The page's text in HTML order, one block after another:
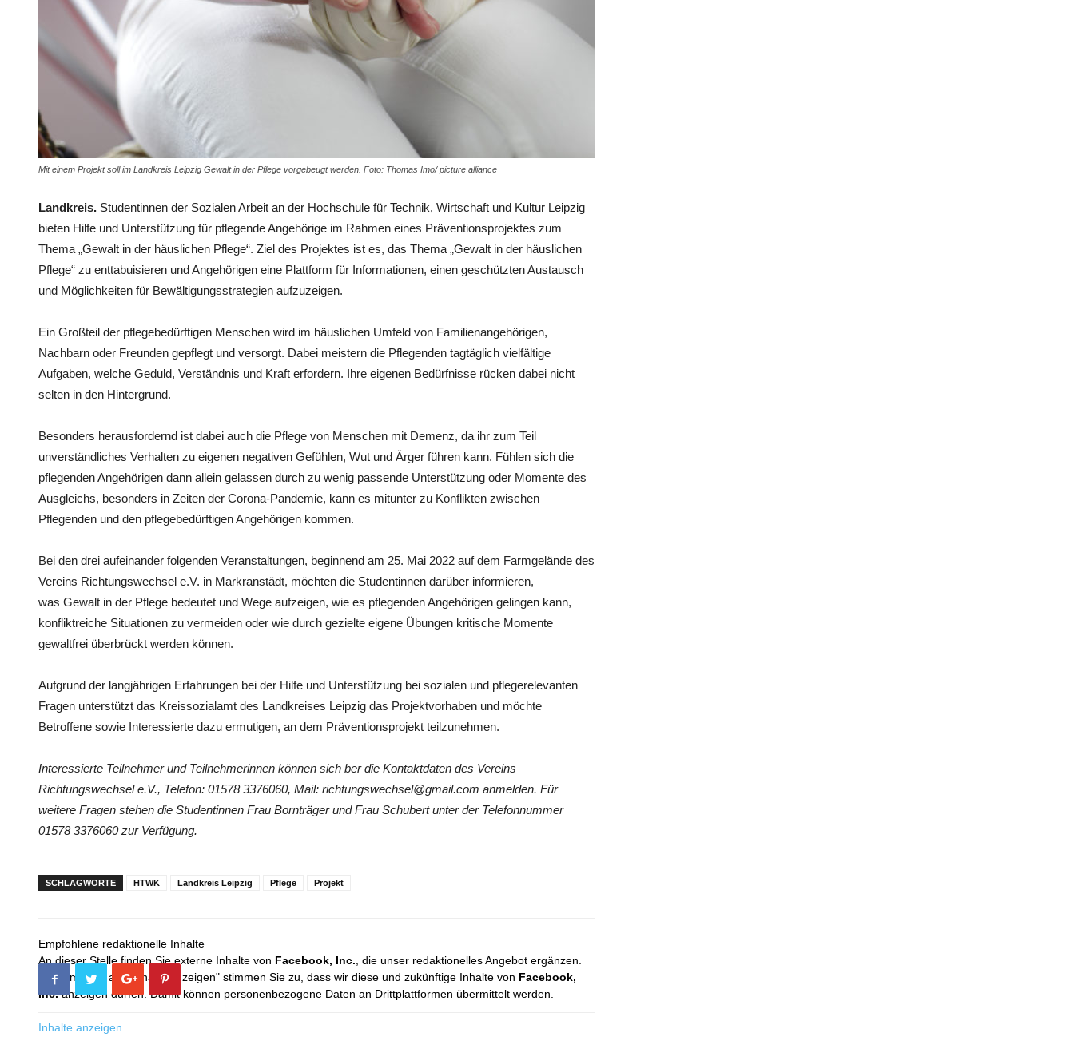
Mit einem Projekt soll im Landkreis Leipzig Gewalt in der Pflege vorgebeugt werden. Foto: Thomas Imo/ picture alliance
Landkreis. Studentinnen der Sozialen Arbeit an der Hochschule für Technik, Wirtschaft und Kultur Leipzig
bieten Hilfe und Unterstützung für pflegende Angehörige im Rahmen eines Präventionsprojektes zum
Thema „Gewalt in der häuslichen Pflege“. Ziel des Projektes ist es, das Thema „Gewalt in der häuslichen
Pflege“ zu enttabuisieren und Angehörigen eine Plattform für Informationen, einen geschützten Austausch
und Möglichkeiten für Bewältigungsstrategien aufzuzeigen.
Ein Großteil der pflegebedürftigen Menschen wird im häuslichen Umfeld von Familienangehörigen,
Nachbarn oder Freunden gepflegt und versorgt. Dabei meistern die Pflegenden tagtäglich vielfältige
Aufgaben, welche Geduld, Verständnis und Kraft erfordern. Ihre eigenen Bedürfnisse rücken dabei nicht
selten in den Hintergrund.
Besonders herausfordernd ist dabei auch die Pflege von Menschen mit Demenz, da ihr zum Teil
unverständliches Verhalten zu eigenen negativen Gefühlen, Wut und Ärger führen kann. Fühlen sich die
pflegenden Angehörigen dann allein gelassen durch zu wenig passende Unterstützung oder Momente des
Ausgleichs, besonders in Zeiten der Corona-Pandemie, kann es mitunter zu Konflikten zwischen
Pflegenden und den pflegebedürftigen Angehörigen kommen.
Bei den drei aufeinander folgenden Veranstaltungen, beginnend am 25. Mai 2022 auf dem Farmgelände des
Vereins Richtungswechsel e.V. in Markranstädt, möchten die Studentinnen darüber informieren,
was Gewalt in der Pflege bedeutet und Wege aufzeigen, wie es pflegenden Angehörigen gelingen kann,
konfliktreiche Situationen zu vermeiden oder wie durch gezielte eigene Übungen kritische Momente
gewaltfrei überbrückt werden können.
Aufgrund der langjährigen Erfahrungen bei der Hilfe und Unterstützung bei sozialen und pflegerelevanten
Fragen unterstützt das Kreissozialamt des Landkreises Leipzig das Projektvorhaben und möchte
Betroffene sowie Interessierte dazu ermutigen, an dem Präventionsprojekt teilzunehmen.
Interessierte Teilnehmer und Teilnehmerinnen können sich ber die Kontaktdaten des Vereins
Richtungswechsel e.V., Telefon: 01578 3376060, Mail: richtungswechsel@gmail.com anmelden. Für
weitere Fragen stehen die Studentinnen Frau Bornträger und Frau Schubert unter der Telefonnummer
01578 3376060 zur Verfügung.
SCHLAGWORTE HTWK Landkreis Leipzig Pflege Projekt
Empfohlene redaktionelle Inhalte
An dieser Stelle finden Sie externe Inhalte von Facebook, Inc. , die unser redaktionelles Angebot ergänzen.
Mit dem Klick auf "Inhalte anzeigen" stimmen Sie zu, dass wir diese und zukünftige Inhalte von Facebook,
Inc.anzeigen dürfen. Damit können personenbezogene Daten an Drittplattformen übermittelt werden.
Inhalte anzeigen